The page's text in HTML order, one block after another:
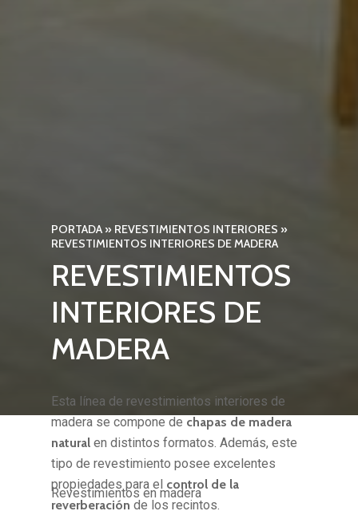
PORTADA» REVESTIMIENTOS INTERIORES »
REVESTIMIENTOS INTERIORES DE MADERA
REVESTIMIENTOS
INTERIORES DE
MADERA
Esta línea de revestimientos interiores de
madera se compone de chapas de madera
natural en distintos formatos. Además, este
tipo de revestimiento posee excelentes
propiedades para el control de la
reverberación de los recintos.
Revestimientos en madera